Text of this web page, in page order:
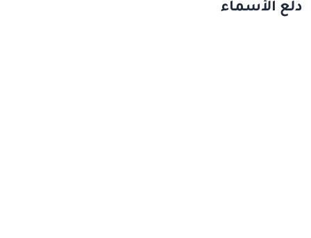
دلع الأسماء